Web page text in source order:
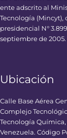
ente adscrito al
Tecnología (Mincyt),
presidencial N°
septiembre de 2005.
Ubicación
Calle Base Aérea
Complejo
Tecnología Química,
Venezuela. Código